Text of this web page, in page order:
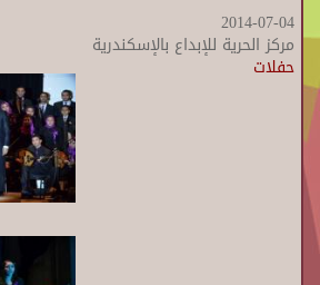
2014-07-04
مركز الحرية للإبداع بالإسكندرية
حفلات